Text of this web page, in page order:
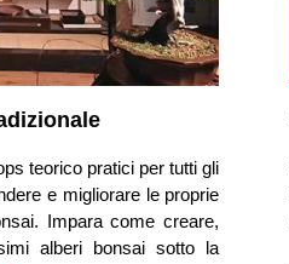
teorico pratici per tutti gli
e migliorare le proprie
Impara come creare,
alberi bonsai sotto la